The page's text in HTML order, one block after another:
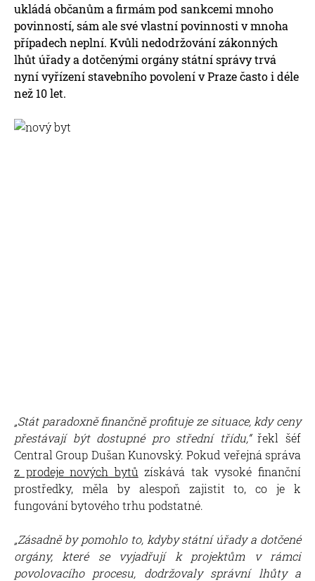
ukládá občanům a firmám pod sankcemi mnoho
povinností, sám ale své vlastní povinnosti v mnoha
případech neplní. Kvůli nedodržování zákonných
lhůt úřady a dotčenými orgány státní správy trvá
nyní vyřízení stavebního povolení v Praze často i déle
než 10 let.
„Stát paradoxně finančně profituje ze situace, kdy ceny
přestávají být dostupné pro střední třídu,“řekl šéf
Central Group Dušan Kunovský. Pokud veřejná správa
z prodeje nových bytů získává tak vysoké finanční
prostředky, měla by alespoň zajistit to, co je k
fungování bytového trhu podstatné.
„Zásadně by pomohlo to, kdyby státní úřady a dotčené
orgány, které se vyjadřují k projektům v rámci
povolovacího procesu, dodržovaly správní lhůty a